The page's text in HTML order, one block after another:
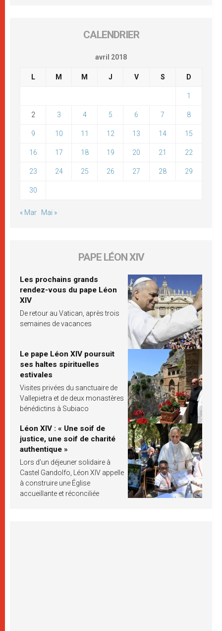
CALENDRIER
avril 2018
L M M J V S D
1
2 3 4 5 6 7 8
9 10 11 12 13 14 15
16 17 18 19 20 21 22
23 24 25 26 27 28 29
30
« Mar Mai »
PAPE LÉON XIV
Les prochains grands
rendez-vous du pape Léon
XIV
De retour au Vatican, après trois
semaines de vacances
Le pape Léon XIV poursuit
ses haltes spirituelles
estivales
Visites privées du sanctuaire de
Vallepietra et de deux monastères
bénédictins à Subiaco
Léon XIV : « Une soif de
justice, une soif de charité
authentique »
Lors d’un déjeuner solidaire à
Castel Gandolfo, Léon XIV appelle
à construire une Église
accueillante et réconciliée